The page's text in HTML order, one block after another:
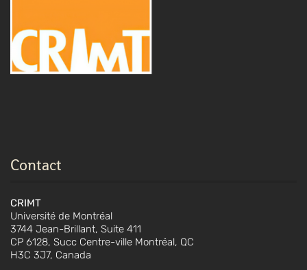
Contact
CRIMT
Université de Montréal
3744 Jean-Brillant, Suite 411
CP 6128, Succ Centre-ville Montréal, QC
H3C 3J7, Canada